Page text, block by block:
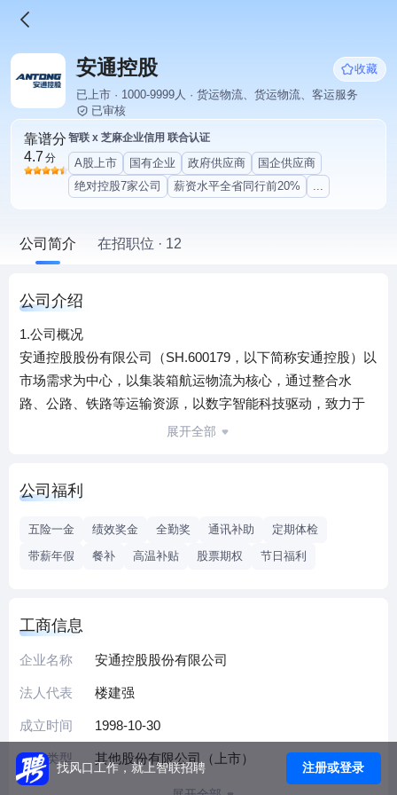
安通控股
收藏
已上市 · 1000-9999人 · 货运物流、货运物流、客运服务
已审核
靠谱分
4.7 分
智联 x 芝麻企业信用 联合认证
A股上市 国有企业 政府供应商
国企供应商
绝对控股7家公司
薪资水平全省同行前20% ...
公司简介 在招职位 · 12
公司介绍
1.公司概况
安通控股股份有限公司（SH.600179，以下简称安通控股）以
市场需求为中心，以集装箱航运物流为核心，通过整合水
路、公路、铁路等运输资源，以数字智能科技驱动，致力于
为客户提供绿色、经济、高效、安全的集装箱全程物流解决
纵深内陆”的业务网络布局形态，2021年在全国各港口集装箱
通控股综合运力在全球排名第21位，位居国内内贸集装箱物
促进新发展格局的政策推动之下，安通控股将继续专注主
业，增强业务优势，战略上加强同业合作协同，实现优势互
当头、稳中求进”的总基调，全面优服务、稳增长、深改革、
防风险、提素质。通过多方携手，合力共创，推动产业链、
供应链生态圈的共建共享、互惠互通，促进行业高质量有序
发展。
展开全部
公司福利
五险一金 绩效奖金 全勤奖 通讯补助
定期体检
带薪年假
餐补 高温补贴 股票期权 节日福利
工商信息
企业名称 安通控股股份有限公司
法人代表 楼建强
成立时间 1998-10-30
企业类型 其他股份有限公司（上市）
找风口工作，就上智联招聘 注册或登录